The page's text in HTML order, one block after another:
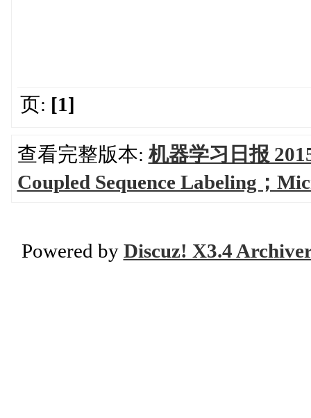
页: [1]
查看完整版本: 机器学习日报
Coupled Sequence Labeling；
Powered by Discuz! X3.4